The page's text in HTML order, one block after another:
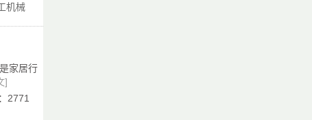
机械
家居行
]
2771